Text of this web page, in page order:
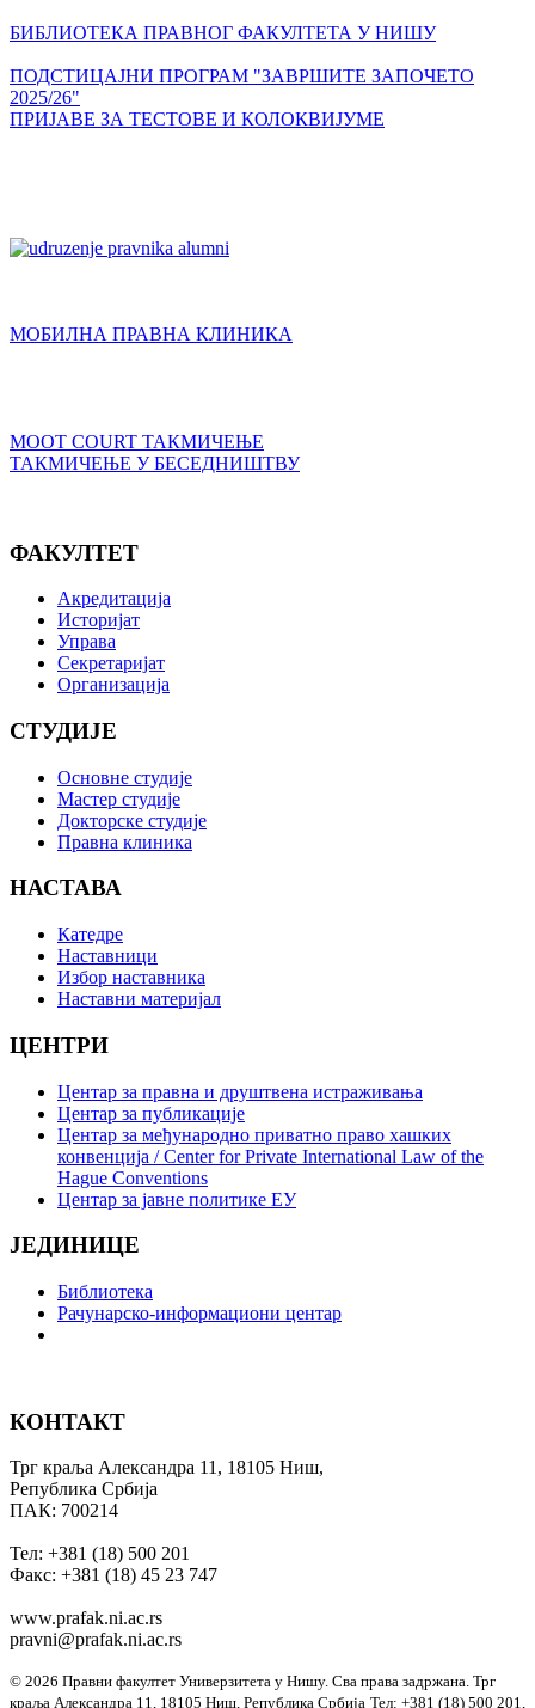
БИБЛИОТЕКА ПРАВНОГ ФАКУЛТЕТА У НИШУ
ПОДСТИЦАЈНИ ПРОГРАМ "ЗАВРШИТЕ ЗАПОЧЕТО
2025/26"
ПРИЈАВЕ ЗА ТЕСТОВЕ И КОЛОКВИЈУМЕ
МОБИЛНА ПРАВНА КЛИНИКА
MOOT COURT ТАКМИЧЕЊЕ
ТАКМИЧЕЊЕ У БЕСЕДНИШТВУ
ФАКУЛТЕТ
Акредитација
Историјат
Управа
Секретаријат
Организација
СТУДИЈЕ
Основне студије
Мастер студије
Докторске студије
Правна клиника
НАСТАВА
Катедре
Наставници
Избор наставника
Наставни материјал
ЦЕНТРИ
Центар за правна и друштвена истраживања
Центар за публикације
Центар за међународно приватно право хашких
конвенција / Center for Private International Law of the
Hague Conventions
Центар за јавне политике ЕУ
ЈЕДИНИЦЕ
Библиотека
Рачунарско-информациони центар
КОНТАКТ
Трг краља Александра 11, 18105 Ниш,
Република Србија
ПАК: 700214
Тел: +381 (18) 500 201
Факс: +381 (18) 45 23 747
www.prafak.ni.ac.rs
pravni@prafak.ni.ac.rs
© 2026 Правни факултет Универзитета у Нишу. Сва права задржана. Трг
краља Александра 11, 18105 Ниш, Република Србија Тел: +381 (18) 500 201,